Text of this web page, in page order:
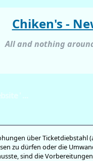
Chiken's -
All and nothing
über Ticketdiebstahl
zu dürfen oder die
sind die